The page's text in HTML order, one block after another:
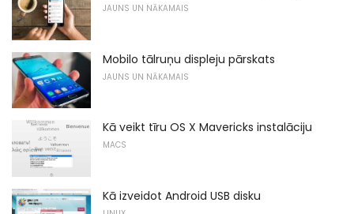
JAUNS UN NĀKAMAIS
Mobilo tālruņu displeju pārskats
JAUNS UN NĀKAMAIS
Kā veikt tīru OS X Mavericks instalāciju
MACS
Kā izveidot Android USB disku